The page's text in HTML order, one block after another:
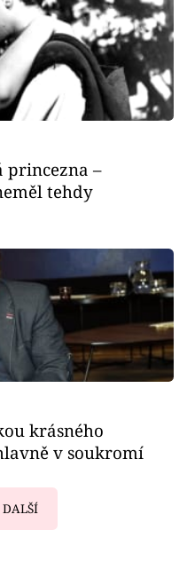
princezna –
tehdy
krásného
v soukromí